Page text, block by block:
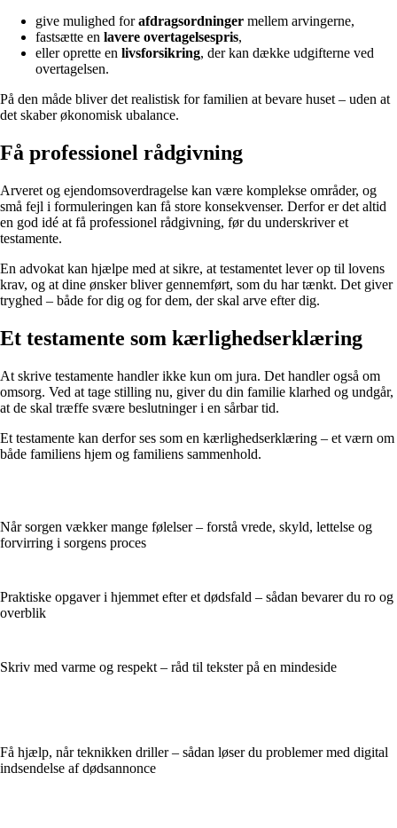
give mulighed forafdragsordninger mellem arvingerne,
fastsætte en lavere overtagelsespris,
eller oprette en livsforsikring, der kan dække udgifterne ved
overtagelsen.
På den måde bliver det realistisk for familien at bevare huset – uden at
det skaber økonomisk ubalance.
Få professionel rådgivning
Arveret og ejendomsoverdragelse kan være komplekse områder, og
små fejl i formuleringen kan få store konsekvenser. Derfor er det altid
en god idé at få professionel rådgivning, før du underskriver et
testamente.
En advokat kan hjælpe med at sikre, at testamentet lever op til lovens
krav, og at dine ønsker bliver gennemført, som du har tænkt. Det giver
tryghed – både for dig og for dem, der skal arve efter dig.
Et testamente som kærlighedserklæring
At skrive testamente handler ikke kun om jura. Det handler også om
omsorg. Ved at tage stilling nu, giver du din familie klarhed og undgår,
at de skal træffe svære beslutninger i en sårbar tid.
Et testamente kan derfor ses som en kærlighedserklæring – et værn om
både familiens hjem og familiens sammenhold.
Når sorgen vækker mange følelser – forstå vrede, skyld, lettelse og
forvirring i sorgens proces
Praktiske opgaver i hjemmet efter et dødsfald – sådan bevarer du ro og
overblik
Skriv med varme og respekt – råd til tekster på en mindeside
Få hjælp, når teknikken driller – sådan løser du problemer med digital
indsendelse af dødsannonce